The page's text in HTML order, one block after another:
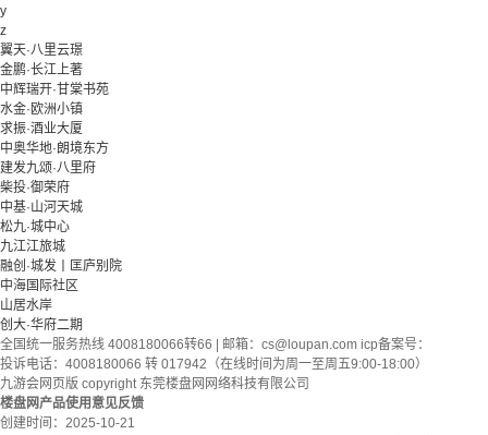
y
z
翼天·八里云璟
金鹏·长江上著
中辉瑞开·甘棠书苑
水金·欧洲小镇
求振·酒业大厦
中奥华地·朗境东方
建发九颂·八里府
柴投·御荣府
中基·山河天城
松九·城中心
九江江旅城
融创·城发丨匡庐别院
中海国际社区
山居水岸
创大·华府二期
全国统一服务热线 4008180066转66 | 邮箱： cs@loupan.com icp备案号：
投诉电话：4008180066 转 017942（在线时间为周一至周五9:00-18:00）
九游会网页版 copyright 东莞楼盘网网络科技有限公司
楼盘网产品使用意见反馈
创建时间： 2025-10-21